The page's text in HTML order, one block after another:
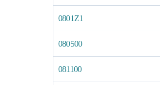
0801Z1
080500
081100